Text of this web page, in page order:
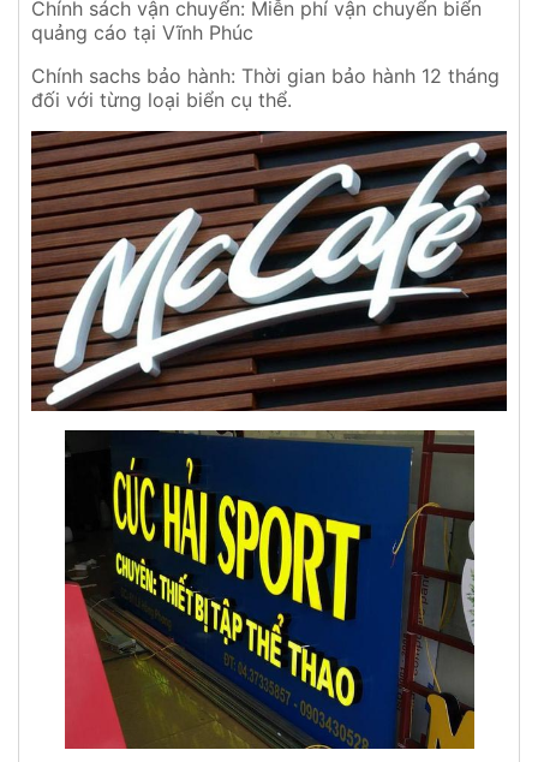
Chính sách vận chuyển: Miễn phí vận chuyển biển
quảng cáo tại Vĩnh Phúc
Chính sachs bảo hành: Thời gian bảo hành 12 tháng
đối với từng loại biển cụ thể.